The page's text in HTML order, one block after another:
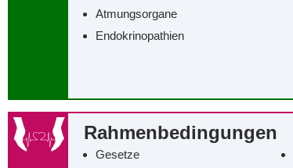
Atmungsorgane
Endokrinopathien
Rahmenbedingungen
Gesetze